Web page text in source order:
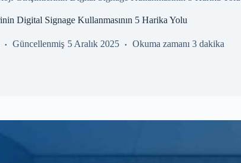
Digital Signage Kullanmasının 5 Harika Yolu
Güncellenmiş 5 Aralık 2025 Okuma zamanı 3 dakika